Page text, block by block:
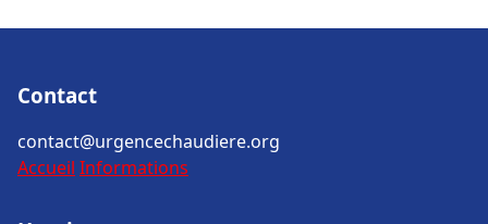
Contact
contact@urgencechaudiere.org
Accueil Informations